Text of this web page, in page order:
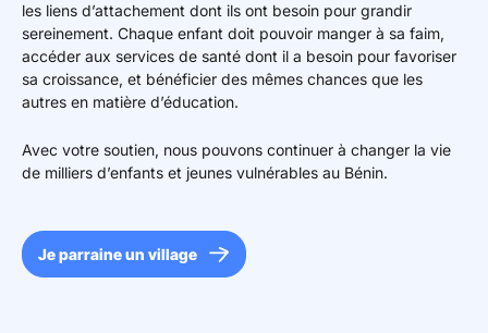
les liens d’attachement dont ils ont besoin pour grandir
sereinement. Chaque enfant doit pouvoir manger à sa faim,
accéder aux services de santé dont il a besoin pour favoriser
sa croissance, et bénéficier des mêmes chances que les
autres en matière d’éducation.
Avec votre soutien, nous pouvons continuer à changer la vie
de milliers d’enfants et jeunes vulnérables au Bénin.
Je parraine un village